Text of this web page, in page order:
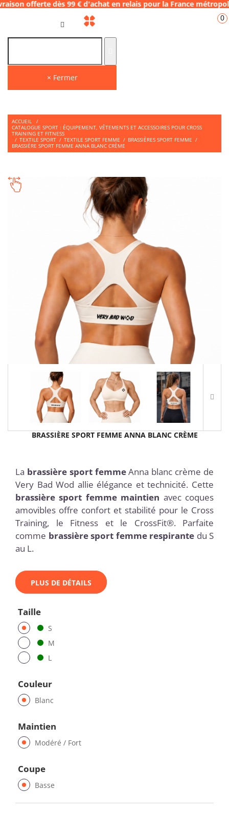
dès 99 € d'achat en relais pour la
× Fermer
0
ACCUEIL
/
CATALOGUE SPORT : ÉQUIPEMENT, VÊTEMENTS ET ACCESSOIRES POUR CROSS
TRAINING ET FITNESS
/ TEXTILE SPORT / TEXTILE SPORT FEMME / BRASSIÈRES SPORT FEMME /
BRASSIÈRE SPORT FEMME ANNA BLANC CRÈME
BRASSIÈRE SPORT FEMME ANNA BLANC CRÈME
La brassière sport femmeAnna blanc crème de
Very Bad Wod allie élégance et technicité. Cette
brassière sport femme maintien avec coques
amovibles offre confort et stabilité pour le Cross
Training, le Fitness et le CrossFit®. Parfaite
comme brassière sport femme respirante du S
au L.
PLUS DE DÉTAILS
Taille
S
M
L
Couleur
Blanc
Maintien
Modéré / Fort
Coupe
Basse